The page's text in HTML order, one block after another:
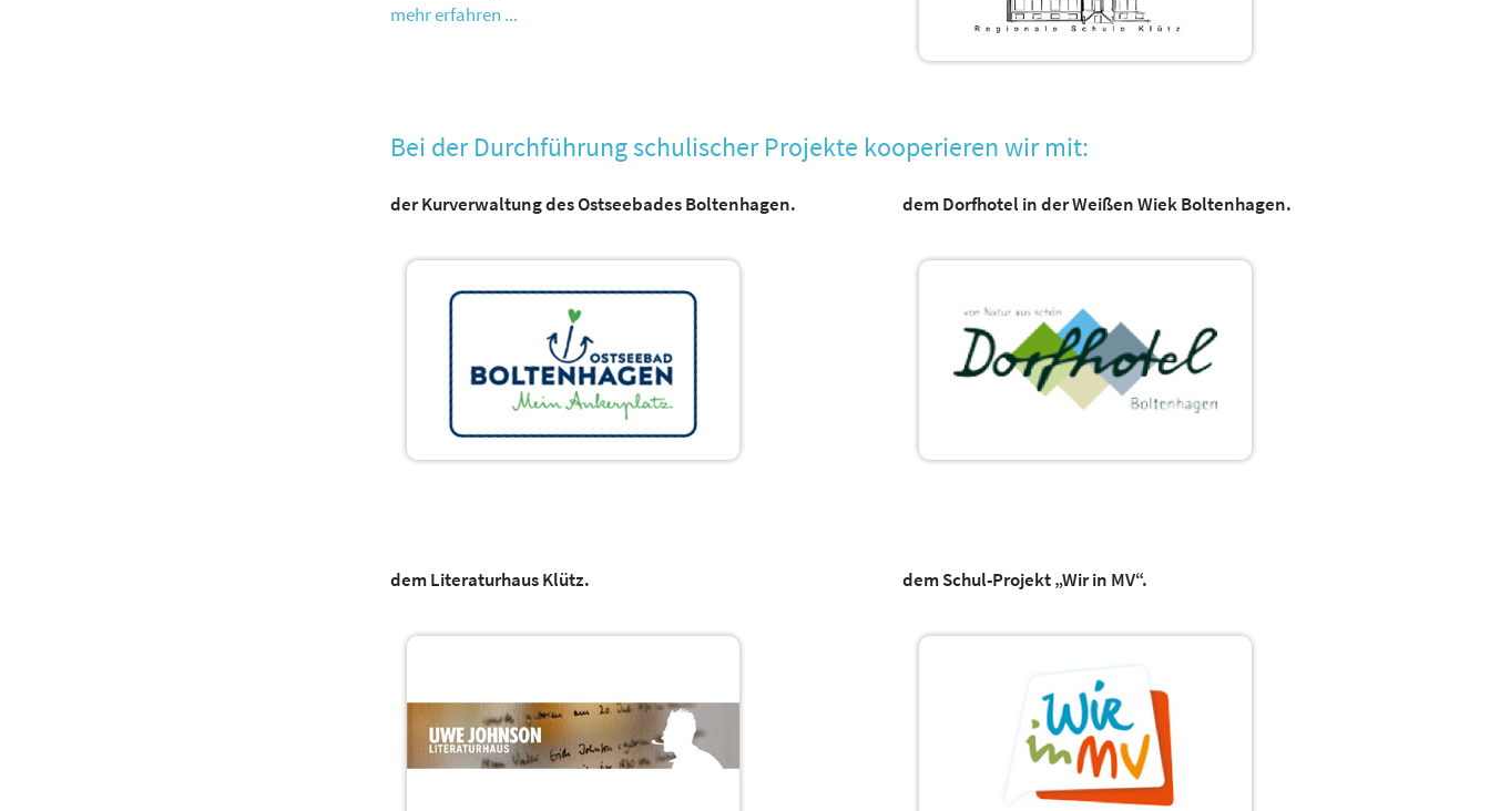
mehr erfahren ...
Bei der Durchführung schulischer Projekte kooperieren wir mit:
der Kurverwaltung des Ostseebades Boltenhagen. dem Dorfhotel in der Weißen Wiek Boltenhagen.
dem Literaturhaus Klütz. dem Schul-Projekt „Wir in MV“.